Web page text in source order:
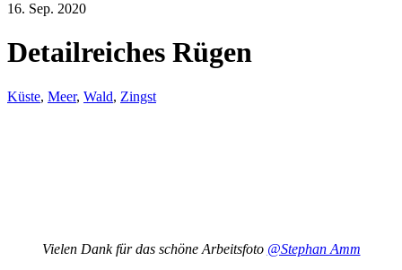
16. Sep. 2020
Detailreiches Rügen
Küste, Meer, Wald, Zingst
Vielen Dank für das schöne Arbeitsfoto @Stephan Amm